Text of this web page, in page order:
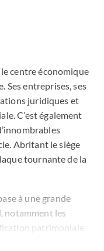
centre économique
Ses entreprises, ses
juridiques et
C’est également
Abritant le siège
tournante de la
à une grande
notamment les
patrimoniale